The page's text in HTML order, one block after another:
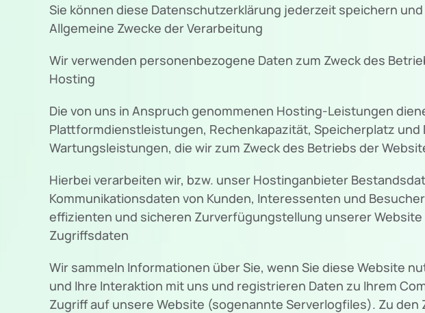
Sie können diese Datenschutzerklärung jederzeit speichern
Allgemeine Zwecke der Verarbeitung
Wir verwenden personenbezogene Daten zum Zweck des
Hosting
Die von uns in Anspruch genommenen Hosting-Leistungen
Plattformdienstleistungen, Rechenkapazität, Speicherplatz
Wartungsleistungen, die wir zum Zweck des Betriebs der
Hierbei verarbeiten wir, bzw. unser Hostinganbieter
Kommunikationsdaten von Kunden, Interessenten und
effizienten und sicheren Zurverfügungstellung unserer Website
Zugriffsdaten
Wir sammeln Informationen über Sie, wenn Sie diese Website
und Ihre Interaktion mit uns und registrieren Daten zu Ihrem
Zugriff auf unsere Website (sogenannte Serverlogfiles). Zu